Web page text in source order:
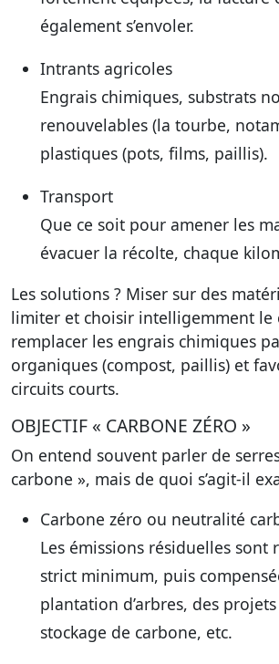
également s’envoler.
Intrants agricoles
Engrais chimiques, substrats
renouvelables (la tourbe,
plastiques (pots, films, paillis).
Transport
Que ce soit pour amener les
évacuer la récolte, chaque
Les solutions ? Miser sur des
limiter et choisir intelligemment le
remplacer les engrais chimiques
organiques (compost, paillis) et
circuits courts.
OBJECTIF « CARBONE ZÉRO »
On entend souvent parler de
carbone », mais de quoi s’agit-il
Carbone zéro ou neutralité
Les émissions résiduelles sont
strict minimum, puis
plantation d’arbres, des
stockage de carbone, etc.